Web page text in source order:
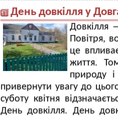
День довкілля у
Довкілля
Повітря,
це
життя.
природу і
привернути увагу до
суботу квітня
День довкілля. День